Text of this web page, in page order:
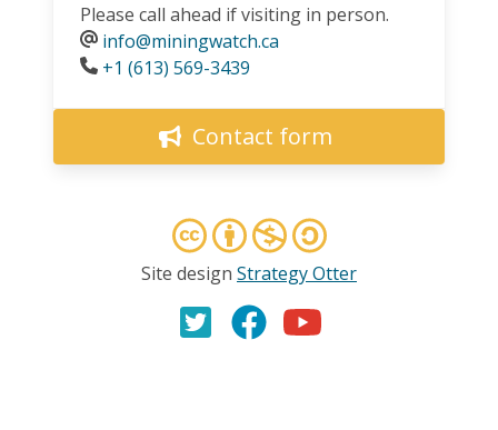
Please call ahead if visiting in person.
info@miningwatch.ca
Phone
+1 (613) 569-3439
Contact form
Site design Strategy Otter